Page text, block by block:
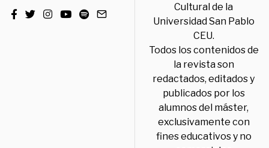
Cultural de la
Universidad San Pablo
CEU.
Todos los contenidos de
la revista son
redactados, editados y
publicados por los
alumnos del máster,
exclusivamente con
fines educativos y no